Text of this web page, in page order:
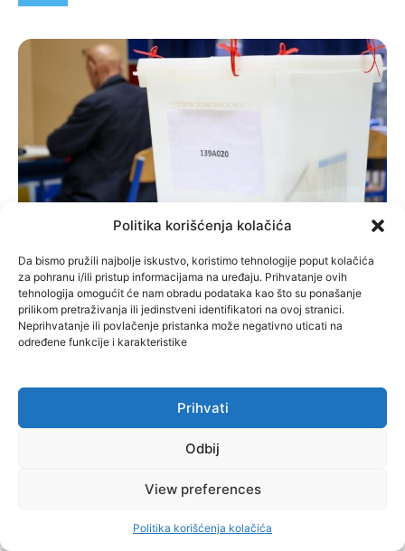
Politika korišćenja kolačića
Da bismo pružili najbolje iskustvo, koristimo tehnologije poput kolačića
za pohranu i/ili pristup informacijama na uređaju. Prihvatanje ovih
tehnologija omogućit će nam obradu podataka kao što su ponašanje
prilikom pretraživanja ili jedinstveni identifikatori na ovoj stranici.
Neprihvatanje ili povlačenje pristanka može negativno uticati na
određene funkcije i karakteristike
Prihvati
Odbij
View preferences
Politika korišćenja kolačića
Funkcije su zadržane, stanovnicima kako
bude
November 25, 2024
Nastavite čitati: